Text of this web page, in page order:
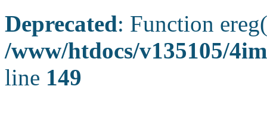
Deprecated: Function
/www/htdocs/v135105/
line 149